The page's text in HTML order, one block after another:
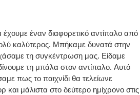
έναν διαφορετικό αντίπαλο από
καλύτερος. Μπήκαμε δυνατά στην
τη συγκέντρωση μας. Είδαμε
τη μπάλα στον αντίπαλο. Αυτό
πως το παιχνίδι θα τελείωνε
μάλιστα στο δεύτερο ημίχρονο στις